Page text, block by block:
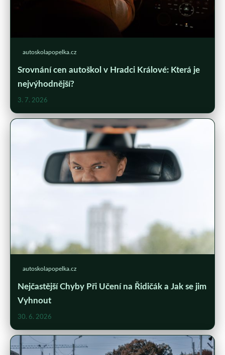
autoskolapopelka.cz
Srovnání cen autoškol v Hradci Králové: Která je
nejvýhodnější?
3. 7. 2026
autoskolapopelka.cz
Nejčastější Chyby Při Učení na Řidičák a Jak se jim
Vyhnout
30. 6. 2026